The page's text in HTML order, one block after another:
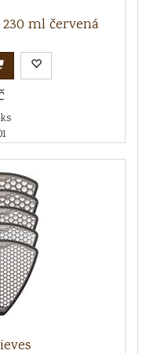
ml červená